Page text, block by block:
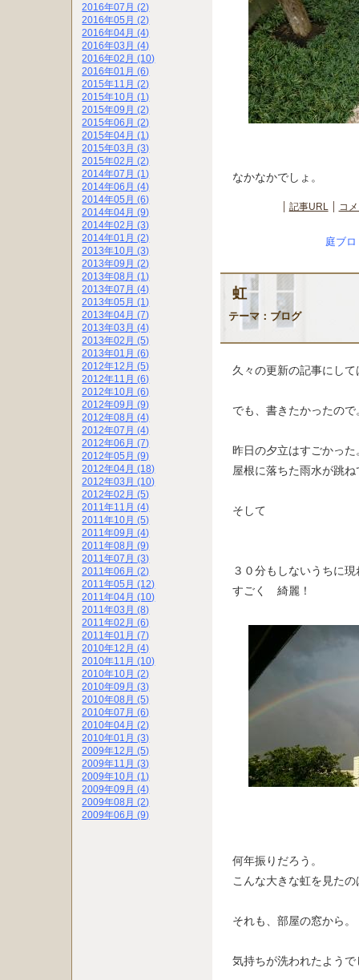
なかなかでしょ。
記事URL コ
庭ブ
虹
テーマ： ブログ
久々の更新の記事にして
でも、書きたかったので
昨日の夕立はすごかっ
屋根に落ちた雨水が跳
そして
３０分もしないうち
すごく 綺麗！
何年振りだろう。
こんな大きな虹を見たの
それも、部屋の窓から。
気持ちが洗われたようで
2016年07月 (2)
2016年05月 (2)
2016年04月 (4)
2016年03月 (4)
2016年02月 (10)
2016年01月 (6)
2015年11月 (2)
2015年10月 (1)
2015年09月 (2)
2015年06月 (2)
2015年04月 (1)
2015年03月 (3)
2015年02月 (2)
2014年07月 (1)
2014年06月 (4)
2014年05月 (6)
2014年04月 (9)
2014年02月 (3)
2014年01月 (2)
2013年10月 (3)
2013年09月 (2)
2013年08月 (1)
2013年07月 (4)
2013年05月 (1)
2013年04月 (7)
2013年03月 (4)
2013年02月 (5)
2013年01月 (6)
2012年12月 (5)
2012年11月 (6)
2012年10月 (6)
2012年09月 (9)
2012年08月 (4)
2012年07月 (4)
2012年06月 (7)
2012年05月 (9)
2012年04月 (18)
2012年03月 (10)
2012年02月 (5)
2011年11月 (4)
2011年10月 (5)
2011年09月 (4)
2011年08月 (9)
2011年07月 (3)
2011年06月 (2)
2011年05月 (12)
2011年04月 (10)
2011年03月 (8)
2011年02月 (6)
2011年01月 (7)
2010年12月 (4)
2010年11月 (10)
2010年10月 (2)
2010年09月 (3)
2010年08月 (5)
2010年07月 (6)
2010年04月 (2)
2010年01月 (3)
2009年12月 (5)
2009年11月 (3)
2009年10月 (1)
2009年09月 (4)
2009年08月 (2)
2009年06月 (9)